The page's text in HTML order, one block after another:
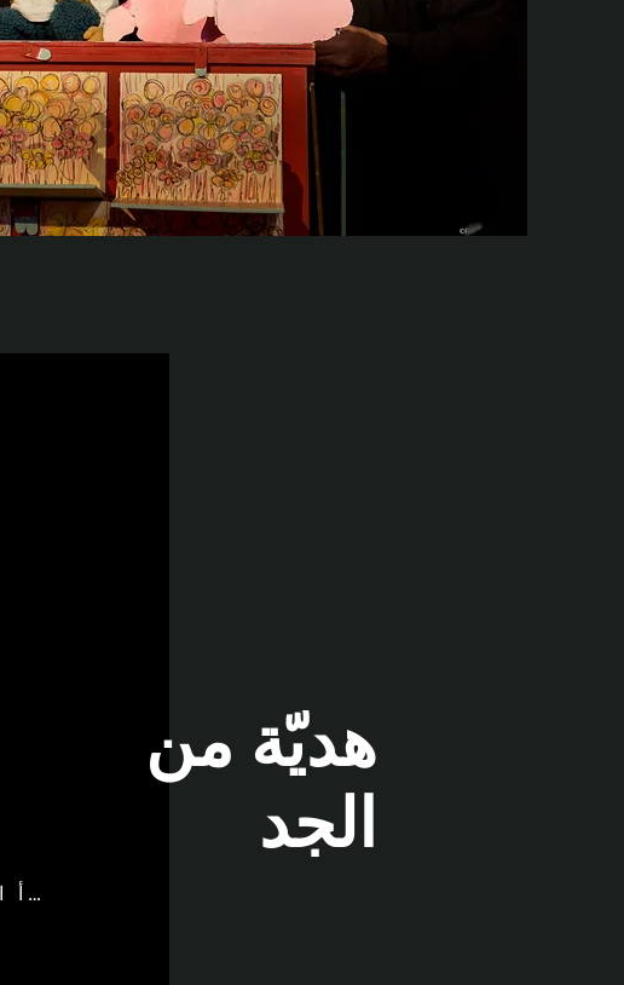
هديّة من
الجد
اقرأ المزيد